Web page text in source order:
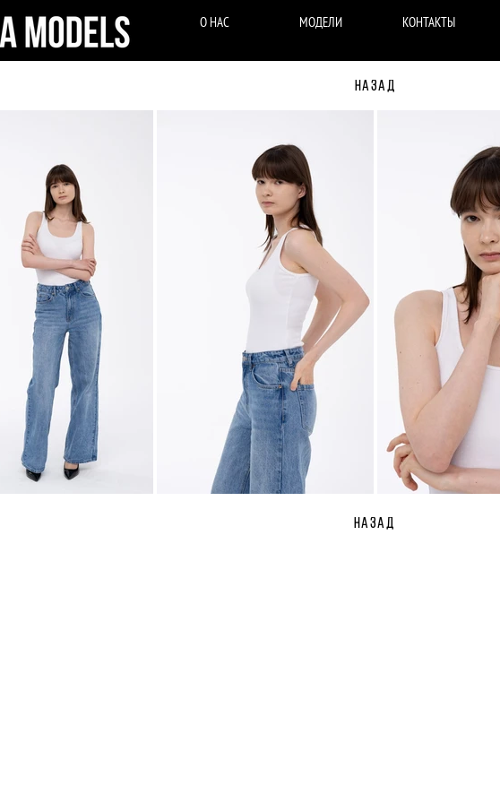
О НАС МОДЕЛИ КОНТАКТЫ
НАЗАД
НАЗАД